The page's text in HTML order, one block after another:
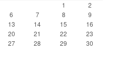
1
2
6 7 8
9
13 14 15
16
20 21 22
23
27 28 29
30